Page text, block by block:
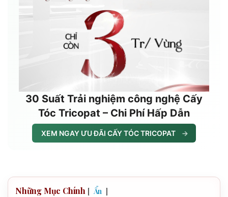
30 Suất Trải nghiệm công nghệ Cấy
Tóc Tricopat – Chi Phí Hấp Dẫn
XEM NGAY ƯU ĐÃI CẤY TÓC TRICOPAT →
Những Mục Chính [ Ẩn ]